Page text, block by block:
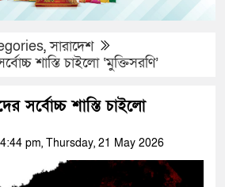
,সারাদেশ
শাস্তি চাইলো ‘মুক্তিসরণি’
সর্বোচ্চ শাস্তি চাইলো
pm, Thursday, 21 May 2026